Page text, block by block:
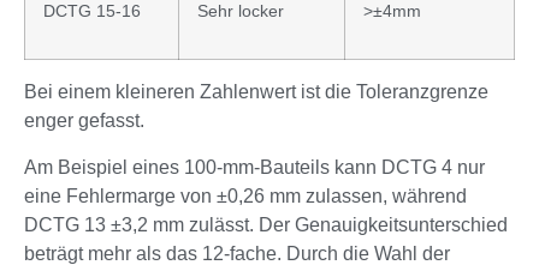
DCTG 15-16 Sehr locker >±4mm
Bei einem kleineren Zahlenwert ist die Toleranzgrenze
enger gefasst.
Am Beispiel eines 100-mm-Bauteils kann DCTG 4 nur
eine Fehlermarge von ±0,26 mm zulassen, während
DCTG 13 ±3,2 mm zulässt. Der Genauigkeitsunterschied
beträgt mehr als das 12-fache. Durch die Wahl der